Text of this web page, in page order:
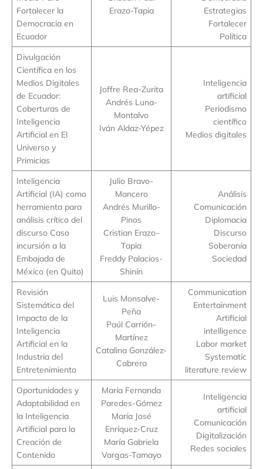
Fortalecer la
Democracia en
Ecuador
Erazo-Tapia
Estrategias
Fortalecer
Política
Divulgación
Científica en los
Medios Digitales
de Ecuador:
Coberturas de
Inteligencia
Artificial en El
Universo y
Primicias
Joffre Rea-Zurita
Andrés Luna-
Montalvo
Iván Aldaz-Yépez
Inteligencia
artificial
Periodismo
científico
Medios digitales
Inteligencia
Artificial (IA) como
herramienta para
análisis crítico del
discurso Caso
incursión a la
Embajada de
México (en Quito)
Julio Bravo-
Mancero
Andrés Murillo-
Pinos
Cristian Erazo-
Tapia
Freddy Palacios-
Shinín
Análisis
Comunicación
Diplomacia
Discurso
Soberanía
Sociedad
Revisión
Sistemática del
Impacto de la
Inteligencia
Artificial en la
Industria del
Entretenimiento
Luis Monsalve-
Peña
Paúl Carrión-
Martínez
Catalina González-
Cabrera
Communication
Entertainment
Artificial
intelligence
Labor market
Systematic
literature review
Oportunidades y
Adaptabilidad en
la Inteligencia
Artificial para la
Creación de
Contenido
María Fernanda
Paredes-Gómez
María José
Enríquez-Cruz
María Gabriela
Vargas-Tamayo
Inteligencia
artificial
Comunicación
Digitalización
Redes sociales